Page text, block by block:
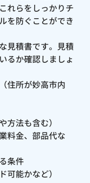
れらをしっかりチ
を防ぐことができ
見積書です。見積
るか確認しましょ
住所が妙高市内
方法も含む）
料金、部品代な
条件
可能かなど）